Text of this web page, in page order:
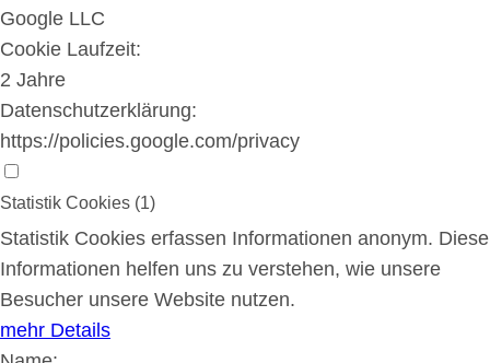
Google LLC
Cookie Laufzeit:
2 Jahre
Datenschutzerklärung:
https://policies.google.com/privacy
Statistik Cookies (1)
Statistik Cookies erfassen Informationen anonym. Diese
Informationen helfen uns zu verstehen, wie unsere
Besucher unsere Website nutzen.
mehr Details